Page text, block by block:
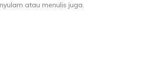
atau menulis juga.